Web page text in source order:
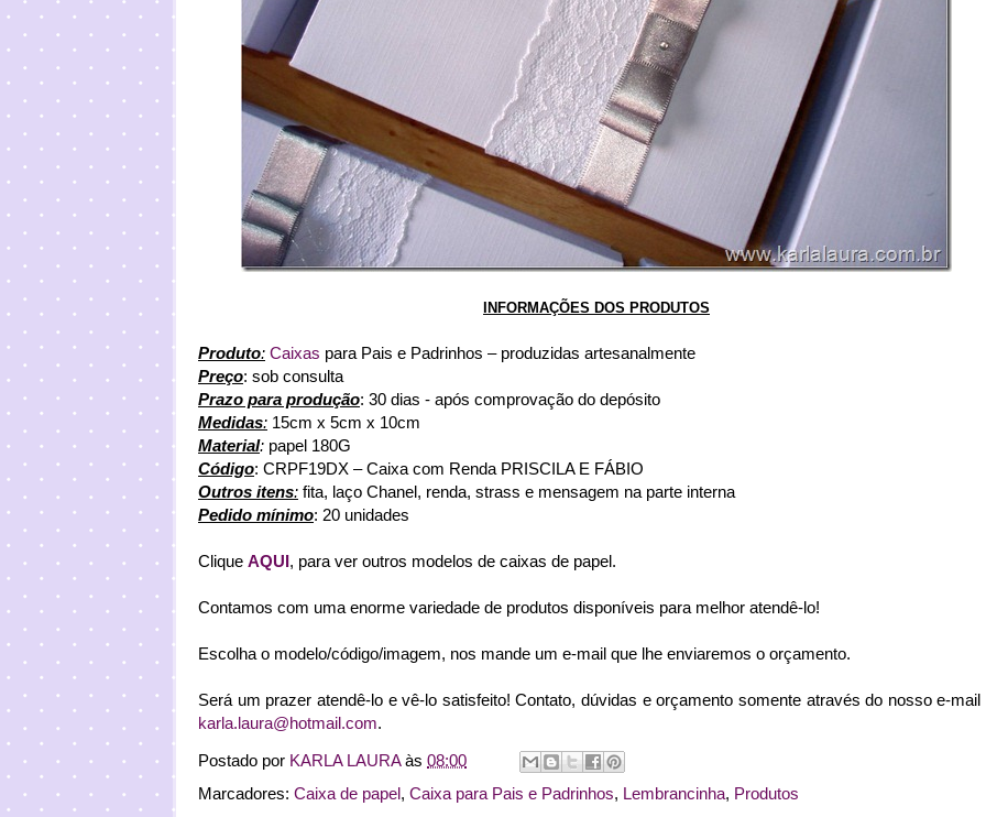
INFORMAÇÕES DOS PRODUTOS
Produto: Caixas para Pais e Padrinhos – produzidas artesanalmente
Preço: sob consulta
Prazo para produção: 30 dias - após comprovação do depósito
Medidas: 15cm x 5cm x 10cm
Material: papel 180G
Código: CRPF19DX – Caixa com Renda PRISCILA E FÁBIO
Outros itens: fita, laço Chanel, renda, strass e mensagem na parte interna
Pedido mínimo: 20 unidades
Clique AQUI, para ver outros modelos de caixas de papel.
Contamos com uma enorme variedade de produtos disponíveis para melhor atendê-lo!
Escolha o modelo/código/imagem, nos mande um e-mail que lhe enviaremos o orçamento.
Será um prazer atendê-lo e vê-lo satisfeito! Contato, dúvidas e orçamento somente através do nosso e-mail
karla.laura@hotmail.com.
Postado por KARLA LAURAàs 08:00
Marcadores: Caixa de papel, Caixa para Pais e Padrinhos, Lembrancinha, Produtos